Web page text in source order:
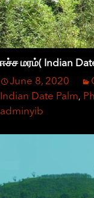
ஈச்ச மரம்( Indian
June 8, 2020
Indian Date Palm,
adminyib